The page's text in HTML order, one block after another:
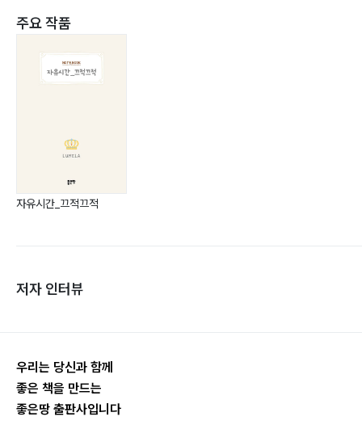
주요 작품
자유시간_끄적끄적
저자 인터뷰
우리는 당신과 함께
좋은 책을 만드는
좋은땅 출판사입니다